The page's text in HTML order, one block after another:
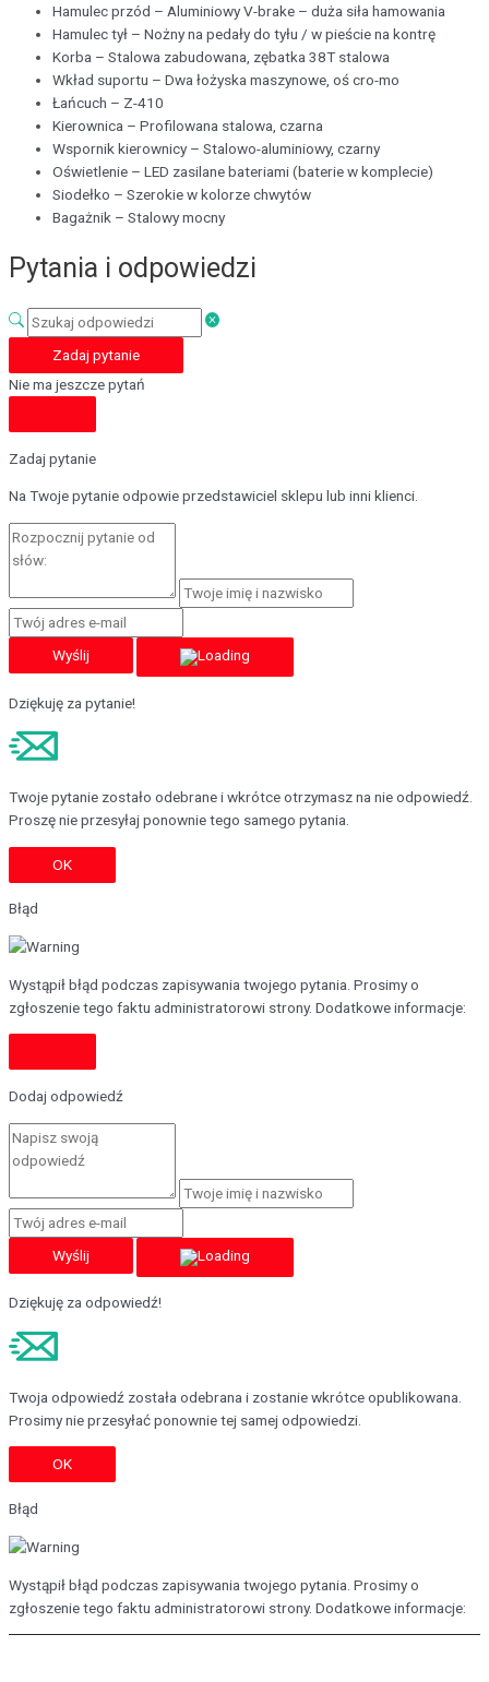
Hamulec przód – Aluminiowy V-brake – duża siła hamowania
Hamulec tył – Nożny na pedały do tyłu / w pieście na kontrę
Korba – Stalowa zabudowana, zębatka 38T stalowa
Wkład suportu – Dwa łożyska maszynowe, oś cro-mo
Łańcuch – Z-410
Kierownica – Profilowana stalowa, czarna
Wspornik kierownicy – Stalowo-aluminiowy, czarny
Oświetlenie – LED zasilane bateriami (baterie w komplecie)
Siodełko – Szerokie w kolorze chwytów
Bagażnik – Stalowy mocny
Pytania i odpowiedzi
Zadaj pytanie
Nie ma jeszcze pytań
Zadaj pytanie
Na Twoje pytanie odpowie przedstawiciel sklepu lub inni klienci.
Wyślij
Dziękuję za pytanie!
Twoje pytanie zostało odebrane i wkrótce otrzymasz na nie odpowiedź.
Proszę nie przesyłaj ponownie tego samego pytania.
OK
Błąd
Wystąpił błąd podczas zapisywania twojego pytania. Prosimy o
zgłoszenie tego faktu administratorowi strony. Dodatkowe informacje:
Dodaj odpowiedź
Wyślij
Dziękuję za odpowiedź!
Twoja odpowiedź została odebrana i zostanie wkrótce opublikowana.
Prosimy nie przesyłać ponownie tej samej odpowiedzi.
OK
Błąd
Wystąpił błąd podczas zapisywania twojego pytania. Prosimy o
zgłoszenie tego faktu administratorowi strony. Dodatkowe informacje: